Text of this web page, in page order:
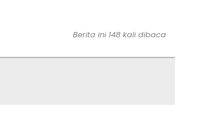
Berita ini 148 kali dibaca